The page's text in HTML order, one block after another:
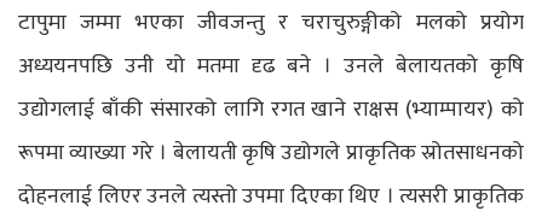
टापुमा जम्मा भएका जीवजन्तु र चराचुरुङ्गीको मलको प्रयोग
अध्ययनपछि उनी यो मतमा दृढ बने । उनले बेलायतको कृषि
उद्योगलाई बाँकी संसारको लागि रगत खाने राक्षस (भ्याम्पायर) को
रूपमा व्याख्या गरे । बेलायती कृषि उद्योगले प्राकृतिक स्रोतसाधनको
दोहनलाई लिएर उनले त्यस्तो उपमा दिएका थिए । त्यसरी प्राकृतिक